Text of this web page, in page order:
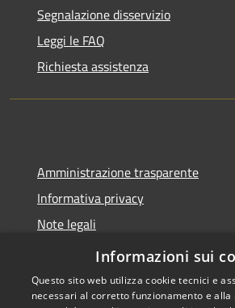
Segnalazione disservizio
Leggi le FAQ
Richiesta assistenza
Amministrazione trasparente
Informativa privacy
Note legali
Dichiarazione di accessibilità
Informazioni sui
Questo sito web utilizza cookie tecnici e
necessari al corretto funzionamento e alla